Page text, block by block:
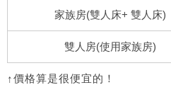
家族房(雙人床+ 雙人床)
雙人房(使用家族房)
↑價格算是很便宜的！